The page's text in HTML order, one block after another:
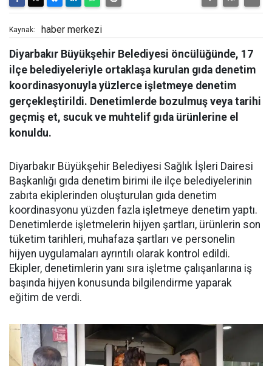
Kaynak: haber merkezi
Diyarbakır Büyükşehir Belediyesi öncülüğünde, 17
ilçe belediyeleriyle ortaklaşa kurulan gıda denetim
koordinasyonuyla yüzlerce işletmeye denetim
gerçekleştirildi. Denetimlerde bozulmuş veya tarihi
geçmiş et, sucuk ve muhtelif gıda ürünlerine el
konuldu.
Diyarbakır Büyükşehir Belediyesi Sağlık İşleri Dairesi
Başkanlığı gıda denetim birimi ile ilçe belediyelerinin
zabıta ekiplerinden oluşturulan gıda denetim
koordinasyonu yüzden fazla işletmeye denetim yaptı.
Denetimlerde işletmelerin hijyen şartları, ürünlerin son
tüketim tarihleri, muhafaza şartları ve personelin
hijyen uygulamaları ayrıntılı olarak kontrol edildi.
Ekipler, denetimlerin yanı sıra işletme çalışanlarına iş
başında hijyen konusunda bilgilendirme yaparak
eğitim de verdi.